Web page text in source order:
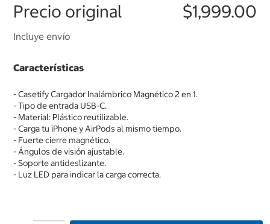
Precio original $1,999.00
Incluye envío
Características
- Casetify Cargador Inalámbrico Magnético 2 en 1.
- Tipo de entrada USB-C.
- Material: Plástico reutilizable.
- Carga tu iPhone y AirPods al mismo tiempo.
- Fuerte cierre magnético.
- Ángulos de visión ajustable.
- Soporte antideslizante.
- Luz LED para indicar la carga correcta.